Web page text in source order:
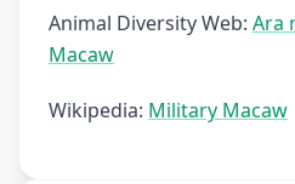
Animal Diversity Web: Ara
Macaw
Wikipedia: Military Macaw